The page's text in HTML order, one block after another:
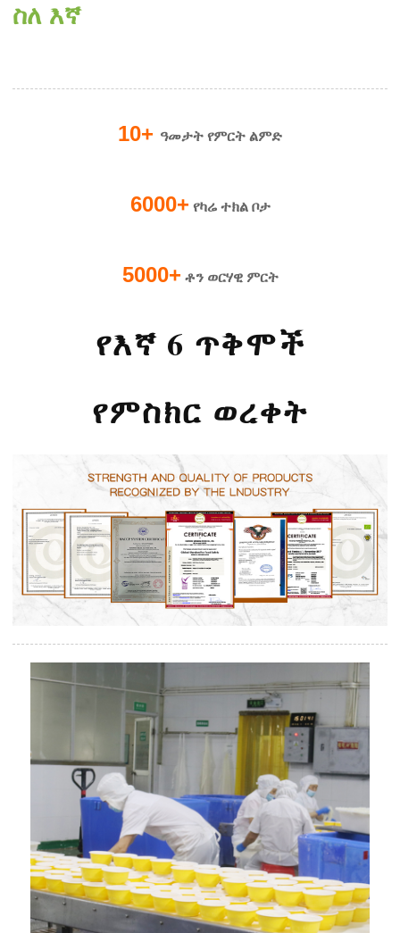
ስለ እኛ
10+ ዓመታት የምርት ልምድ
6000+ የካሬ ተክል ቦታ
5000+ ቶን ወርሃዊ ምርት
የእኛ 6 ጥቅሞች
የምስክር ወረቀት